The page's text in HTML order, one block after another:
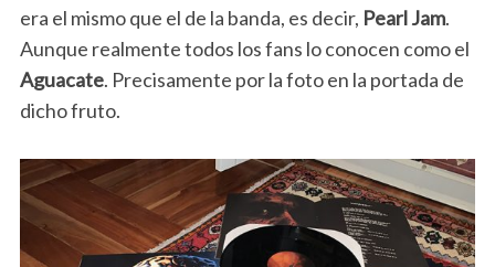
era el mismo que el de la banda, es decir, Pearl Jam.
Aunque realmente todos los fans lo conocen como el
Aguacate. Precisamente por la foto en la portada de
dicho fruto.